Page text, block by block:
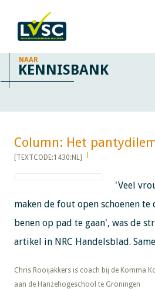
NAAR
KENNISBANK
Column: Het
[TEXTCODE:1430:NL]
'Veel
maken de fout open schoenen
benen op pad te gaan', was de
artikel in NRC Handelsblad.
​​​​​​​Chris Rooijakkers is coach bij de Komma
aan de Hanzehogeschool te Groningen